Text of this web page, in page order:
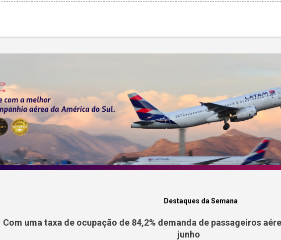
Destaques da Semana
Com uma taxa de ocupação de 84,2% demanda de passageiros
junho